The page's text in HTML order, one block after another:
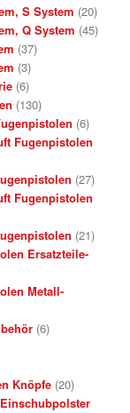
S System (20)
Q System (45)
(37)
(3)
(6)
(130)
(6)
Fugenpistolen
(27)
Fugenpistolen
(21)
Ersatzteile-
Metall-
(6)
Knöpfe (20)